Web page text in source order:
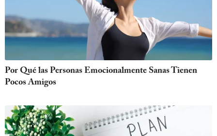
Por Qué las Personas Emocionalmente Sanas Tienen
Pocos Amigos